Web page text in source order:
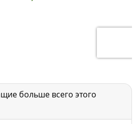
больше всего этого